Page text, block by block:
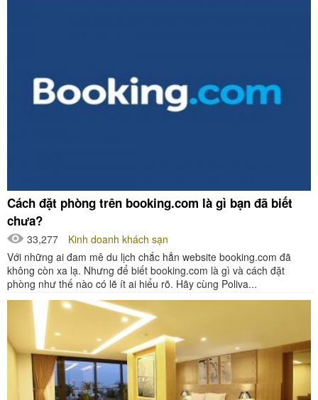
Cách đặt phòng trên booking.com là gì bạn đã biết
chưa?
33,277
Kinh doanh khách sạn
Với những ai đam mê du lịch chắc hẳn website booking.com đã
không còn xa lạ. Nhưng để biết booking.com là gì và cách đặt
phòng như thế nào có lẽ ít ai hiểu rõ. Hãy cùng Poliva...